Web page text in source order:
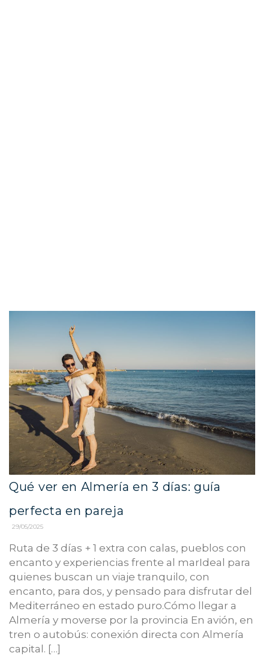
Qué ver en Almería en 3 días: guía
perfecta en pareja
29/05/2025
Ruta de 3 días + 1 extra con calas, pueblos con
encanto y experiencias frente al marIdeal para
quienes buscan un viaje tranquilo, con
encanto, para dos, y pensado para disfrutar del
Mediterráneo en estado puro.Cómo llegar a
Almería y moverse por la provincia En avión, en
tren o autobús: conexión directa con Almería
capital. […]